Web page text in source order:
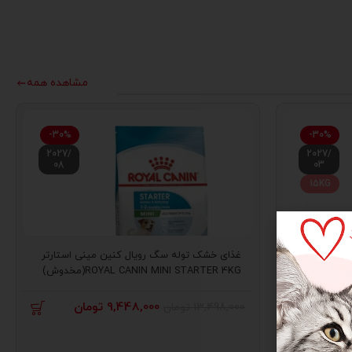
مشاهده همه
-30%
2027/
03
15KG
-30%
2027/
08
غذای خشک توله سگ رویال کنین مینی استارتر
ROYAL CANIN MINI STARTER 4KG(مخدوش)
9,448,000 تومان